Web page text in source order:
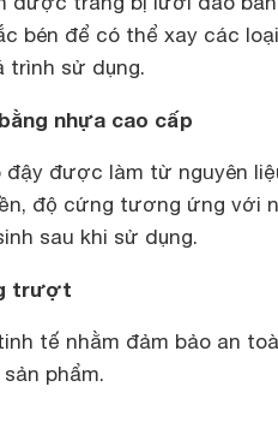
bén để có thể xay các
trình sử dụng.
nhựa cao cấp
đậy được làm từ nguyên
độ cứng tương ứng với
sau khi sử dụng.
trượt
tế nhằm đảm bảo an
phẩm.